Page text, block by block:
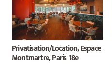
Privatisation/Location, Espace
Montmartre, Paris 18e